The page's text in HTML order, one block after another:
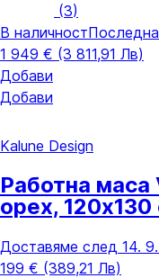
(3)
В наличност
1 949 € (3 811,91 Лв)
Добави
Добави
Kalune Design
Работна маса
орех, 120x130
Доставяме след 14.
199 € (389,21 Лв)